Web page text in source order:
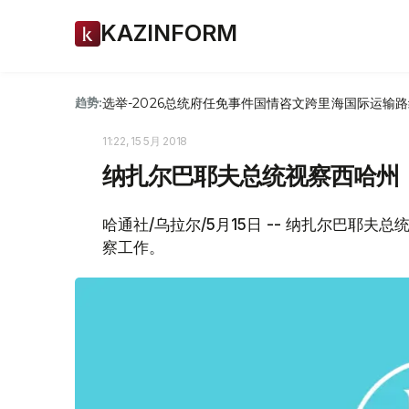
KAZINFORM
趋势:选举-2026总统府任免事件国情咨文跨里海国际运输
11:22, 15 5月 2018
纳扎尔巴耶夫总统视察西哈州
哈通社/乌拉尔/5月15日 -- 纳扎尔巴耶夫总
察工作。